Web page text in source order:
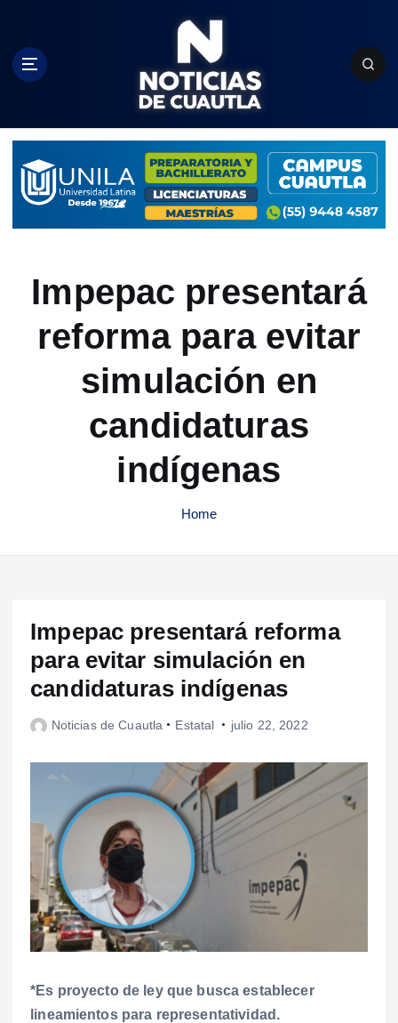
c
Impepac presentará
reforma para evitar
simulación en
candidaturas
indígenas
Home
Impepac presentará reforma
para evitar simulación en
candidaturas indígenas
Noticias de Cuautla Estatal julio 22, 2022
*Es proyecto de ley que busca establecer
lineamientos para representatividad.